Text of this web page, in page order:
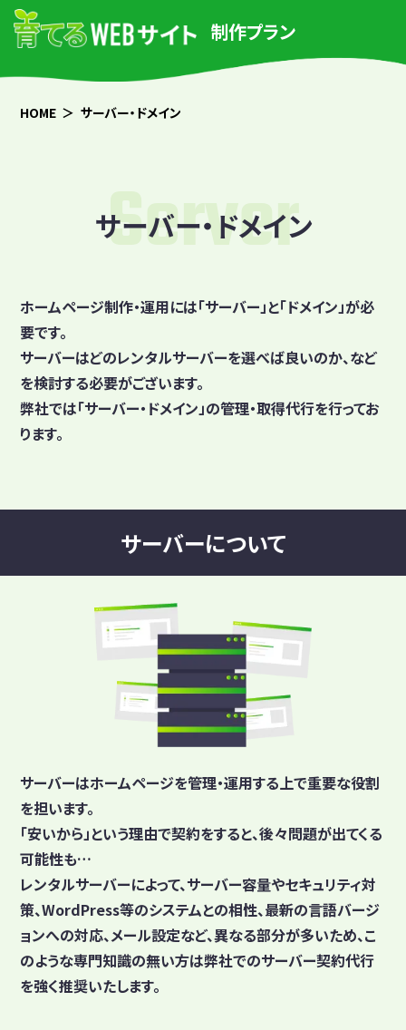
制作プラン
HOME サーバー・ドメイン
サーバー・ドメイン
Server
ホームページ制作・運用には「サーバー」と「ドメイン」が必
要です。
サーバーはどのレンタルサーバーを選べば良いのか、など
を検討する必要がございます。
弊社では「サーバー・ドメイン」の管理・取得代行を行ってお
ります。
サーバーについて
サーバーはホームページを管理・運用する上で重要な役割
を担います。
「安いから」という理由で契約をすると、後々問題が出てくる
可能性も…
レンタルサーバーによって、サーバー容量やセキュリティ対
策、WordPress等のシステムとの相性、最新の言語バージ
ョンへの対応、メール設定など、異なる部分が多いため、こ
のような専門知識の無い方は弊社でのサーバー契約代行
を強く推奨いたします。